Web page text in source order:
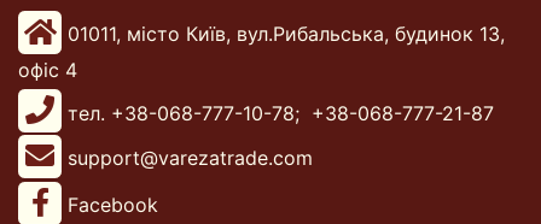
01011, місто Київ, вул.Рибальська, будинок 13,
офіс 4
тел. +38-068-777-10-78; +38-068-777-21-87
support@varezatrade.com
Facebook